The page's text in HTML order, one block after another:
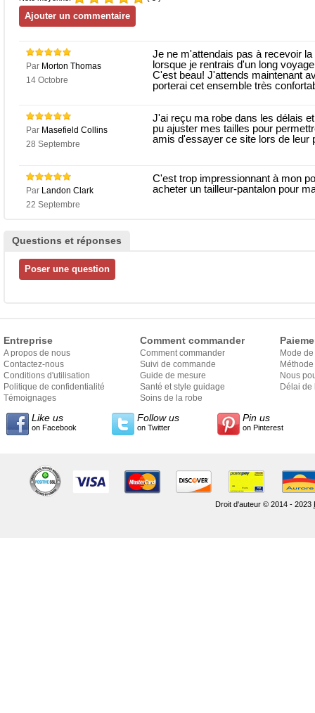
Par Morton Thomas
14 Octobre
Je ne m'attendais pas à recevoir
lorsque je rentrais d'un long
C'est beau! J'attends maintenant
porterai cet ensemble très
Par Masefield Collins
28 Septembre
J'ai reçu ma robe dans les délais
pu ajuster mes tailles pour
amis d'essayer ce site lors de leur
Par Landon Clark
22 Septembre
C'est trop impressionnant à mon
acheter un tailleur-pantalon pour
Questions et réponses
Entreprise
A propos de nous
Contactez-nous
Conditions d'utilisation
Politique de confidentialité
Témoignages
Comment commander
Comment commander
Suivi de commande
Guide de mesure
Santé et style guidage
Soins de la robe
Mode
Nous
Délai de
Like us
on Facebook
Follow us
on Twitter
Pin us
on Pinterest
Droit d'auteur © 2014 - 2023